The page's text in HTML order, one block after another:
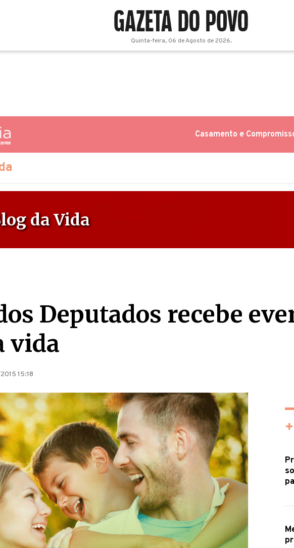
Quinta-feira, 06 de Agosto de 2026.
Casamento e
da Vida
Deputados recebe
vida
15:18